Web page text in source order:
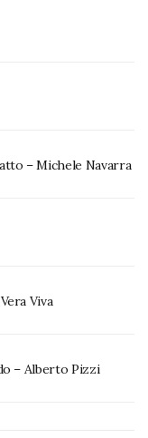
– Michele Navarra
Viva
– Alberto Pizzi